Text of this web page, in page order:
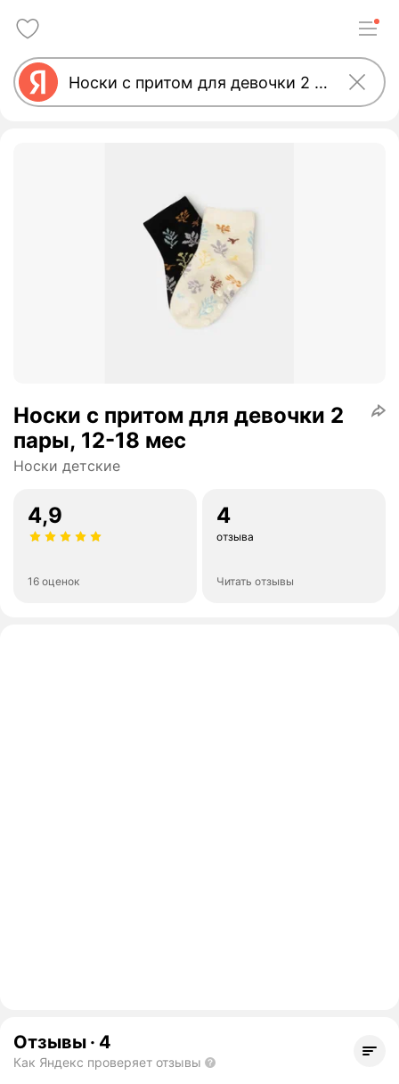
Носки с притом для девочки 2
пары, 12-18 мес
Носки детские
4,9
16 оценок
4
отзыва
Читать отзывы
Отзывы · 4
Как Яндекс проверяет отзывы